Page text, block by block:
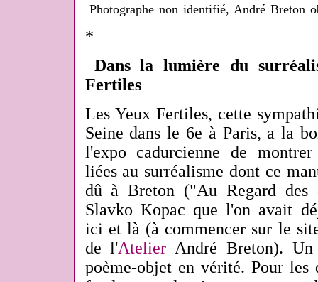
Photographe non identifié, André Breton
*
Dans la lumière du
Fertiles
Les Yeux Fertiles, cette
Seine dans le 6e à Paris, a la
l'expo cadurcienne de
liées au surréalisme dont ce
dû à Breton ("Au Regard des
Slavko Kopac que l'on avait
ici et là (à commencer sur le
de l'Atelier André Breton). Un
poème-objet en vérité. Pour les